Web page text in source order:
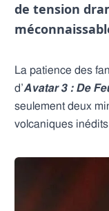
de tension
La patience des
d’Avatar 3 : De
seulement deux
volcaniques